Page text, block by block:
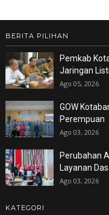
BERITA PILIHAN
Pemkab
Jaringan
Ago 05, 2026
GOW
Perempuan
Ago 03, 2026
Perubahan
Layanan
Ago 03, 2026
KATEGORI